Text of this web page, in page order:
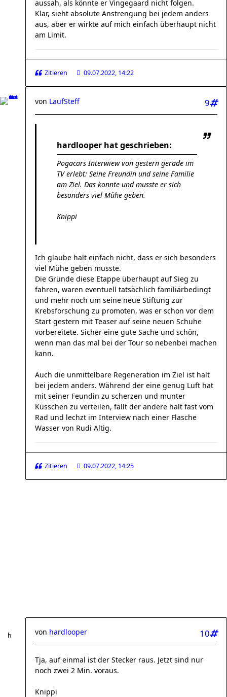
aussah, als könnte er Vingegaard nicht folgen.
Klar, sieht absolute Anstrengung bei jedem anders
aus, aber er wirkte auf mich einfach überhaupt nicht
am Limit.
Zitieren 09.07.2022, 14:22
9
von LaufSteff
hardlooper hat geschrieben:
Pogacars Interwiew von gestern gerade im
TV erlebt: Seine Freundin und seine Familie
am Ziel. Das konnte und musste er sich
besonders viel Mühe geben.
Knippi
Ich glaube halt einfach nicht, dass er sich besonders
viel Mühe geben musste.
Die Gründe diese Etappe überhaupt auf Sieg zu
fahren, waren eventuell tatsächlich familiärbedingt
und mehr noch um seine neue Stiftung zur
Krebsforschung zu promoten, was er schon vor dem
Start gestern mit Teaser auf seine neuen Schuhe
vorbereitete. Sicher eine gute Sache und schön,
wenn man das mal bei der Tour so nebenbei machen
kann.
Auch die unmittelbare Regeneration im Ziel ist halt
bei jedem anders. Während der eine genug Luft hat
mit seiner Feundin zu scherzen und munter
Küsschen zu verteilen, fällt der andere halt fast vom
Rad und lechzt im Interview nach einer Flasche
Wasser von Rudi Altig.
Zitieren 09.07.2022, 14:25
10
von hardlooper
Tja, auf einmal ist der Stecker raus. Jetzt sind nur
noch zwei 2 Min. voraus.
Knippi